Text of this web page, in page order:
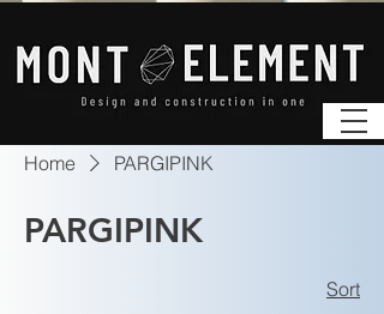
Home PARGIPINK
PARGIPINK
Sort